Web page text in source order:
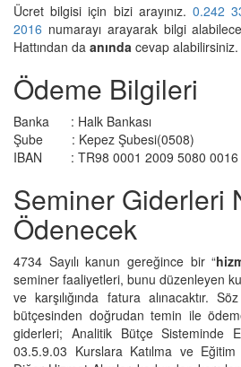
Ücret bilgisi için bizi arayınız. 0.242
2016 numarayı arayarak bilgi
Hattından da anında cevap alabilirsiniz.
Ödeme Bilgileri
Banka : Halk Bankası
Şube : Kepez Şubesi(0508)
IBAN : TR98 0001 2009 5080 0016
Seminer Giderleri
Ödenecek
4734 Sayılı kanun gereğince bir “
seminer faaliyetleri, bunu düzenleyen
ve karşılığında fatura alınacaktır.
bütçesinden doğrudan temin ile
giderleri; Analitik Bütçe Sisteminde
03.5.9.03 Kurslara Katılma ve